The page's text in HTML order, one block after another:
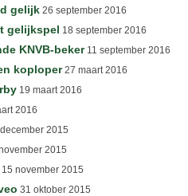
gelijk 26 september 2016
gelijkspel 18 september 2016
KNVB-beker11 september 2016
koploper27 maart 2016
19 maart 2016
2016
2015
2015
15 november 2015
31 oktober 2015